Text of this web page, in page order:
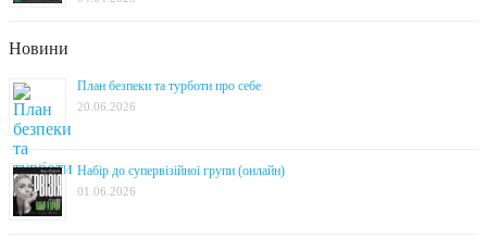
Новини
План безпеки та турботи про себе
20.06.2026
Набір до супервізійної групи (онлайн)
01.06.2026